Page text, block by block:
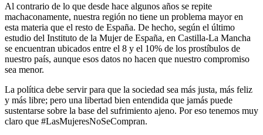
Al contrario de lo que desde hace algunos años se repite
machaconamente, nuestra región no tiene un problema mayor en
esta materia que el resto de España. De hecho, según el último
estudio del Instituto de la Mujer de España, en Castilla-La Mancha
se encuentran ubicados entre el 8 y el 10% de los prostíbulos de
nuestro país, aunque esos datos no hacen que nuestro compromiso
sea menor.
La política debe servir para que la sociedad sea más justa, más feliz
y más libre; pero una libertad bien entendida que jamás puede
sustentarse sobre la base del sufrimiento ajeno. Por eso tenemos muy
claro que #LasMujeresNoSeCompran.